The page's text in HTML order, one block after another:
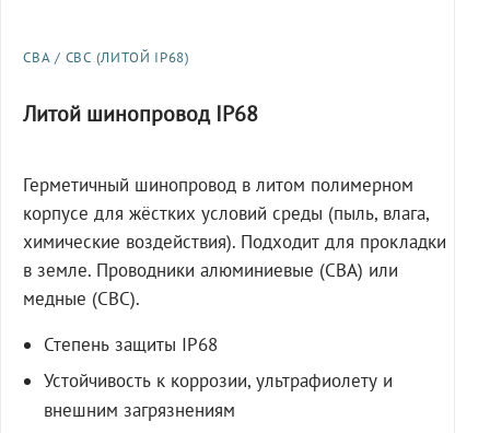
СВА / СВС (ЛИТОЙ IP68)
Литой шинопровод IP68
Герметичный шинопровод в литом полимерном
корпусе для жёстких условий среды (пыль, влага,
химические воздействия). Подходит для прокладки
в земле. Проводники алюминиевые (СВА) или
медные (СВС).
Степень защиты IP68
Устойчивость к коррозии, ультрафиолету и
внешним загрязнениям